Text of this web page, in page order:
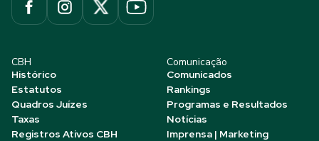
CBH
Histórico
Estatutos
Quadros Juízes
Taxas
Registros Ativos CBH
Comunicação
Comunicados
Rankings
Programas e Resultados
Notícias
Imprensa | Marketing